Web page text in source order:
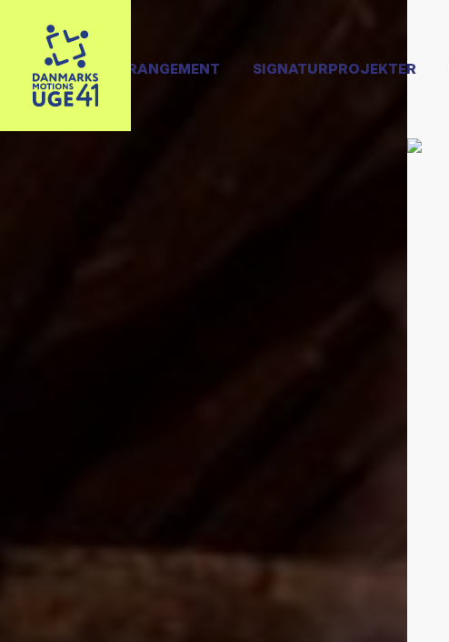
OPRET ARRANGEMENT SIGNATURPROJEKTER